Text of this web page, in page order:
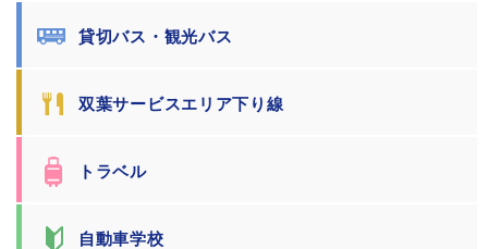
貸切バス・観光バス
双葉サービスエリア下り線
トラベル
自動車学校